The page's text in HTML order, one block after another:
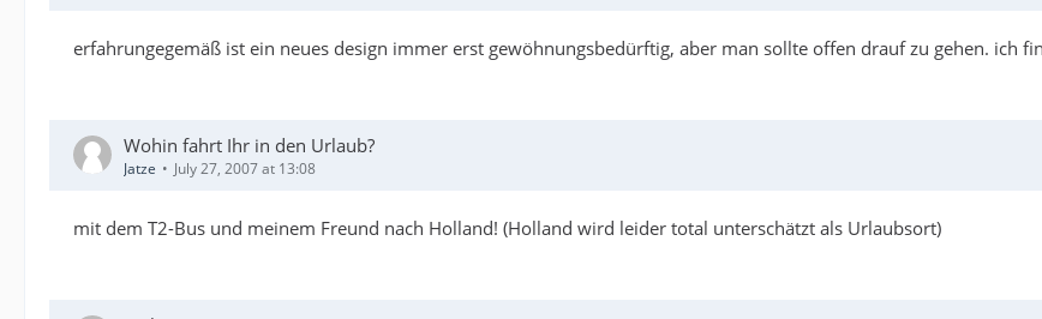
erfahrungegemäß ist ein neues design immer erst gewöhnungsbedürftig, aber man sollte offen drauf zu gehen. ich
Wohin fahrt Ihr in den Urlaub?
Jatze July 27, 2007 at 13:08
mit dem T2-Bus und meinem Freund nach Holland! (Holland wird leider total unterschätzt als Urlaubsort)